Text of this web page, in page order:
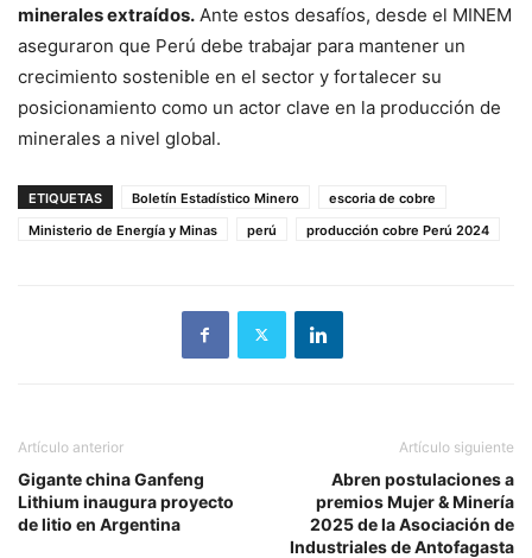
minerales extraídos. Ante estos desafíos, desde el MINEM
aseguraron que Perú debe trabajar para mantener un
crecimiento sostenible en el sector y fortalecer su
posicionamiento como un actor clave en la producción de
minerales a nivel global.
ETIQUETAS Boletín Estadístico Minero
escoria de cobre
Ministerio de Energía y Minas
perú producción cobre Perú 2024
Artículo anterior
Gigante china Ganfeng
Lithium inaugura proyecto
de litio en Argentina
Artículo siguiente
Abren postulaciones a
premios Mujer & Minería
2025 de la Asociación de
Industriales de Antofagasta